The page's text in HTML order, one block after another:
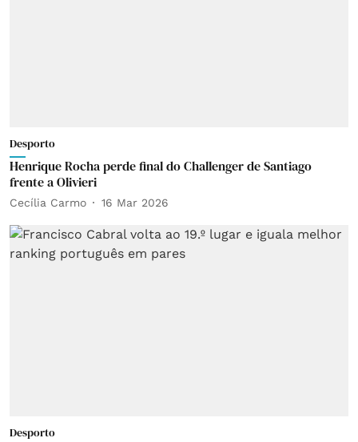
Desporto
Henrique Rocha perde final do Challenger de Santiago
frente a Olivieri
Cecília Carmo 16 Mar 2026
Desporto